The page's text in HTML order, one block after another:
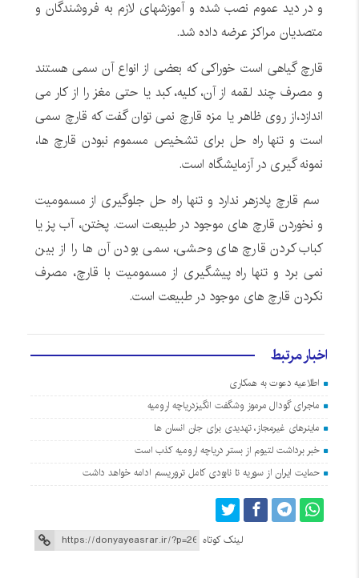
و در دید عموم نصب شده و آموزشهای لازم به فروشندگان و
متصدیان مراکز عرضه داده شد.
قارچ گیاهی است خوراکی که بعضی از انواع آن سمی هستند
و مصرف چند لقمه از آن، کلیه، کبد یا حتی مغز را از کار می
اندازد،از روی ظاهر یا مزه قارچ نمی توان گفت که قارچ سمی
است و تنها راه حل برای تشخیص مسموم نبودن قارچ ها،
نمونه گیری در آزمایشگاه است.
سم قارچ پادزهر ندارد و تنها راه حل جلوگیری از مسمومیت
و نخوردن قارچ های موجود در طبیعت است. پختن، آب پز یا
کباب کردن قارچ های وحشی، سمی بودن آن ها را از بین
نمی برد و تنها راه پیشگیری از مسمومیت با قارچ، مصرف
نکردن قارچ های موجود در طبیعت است.
اخبار مرتبط
اطلاعیه دعوت به همکاری
ماجرای گودال مرموز وشگفت انگیزدریاچه ارومیه
ماینرهای غیرمجاز، تهدیدی برای جان انسان ها
خبر برداشت لتیوم از بستر دریاچه ارومیه کذب است
حمایت ایران از سوریه تا نابودی کامل تروریسم ادامه خواهد داشت
لینک کوتاه